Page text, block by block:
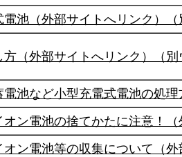
池（外部サイトへリンク）（
（外部サイトへリンク）（別
電池など小型充電式電池の処
オン電池の捨てかたに注意！
オン電池等の収集について（